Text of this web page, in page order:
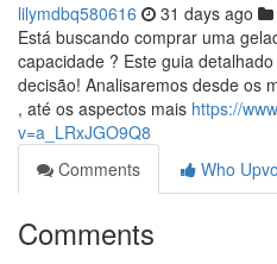
lilymdbq580616 31 days ago
Está buscando comprar uma
capacidade ? Este guia
decisão! Analisaremos desde os
, até os aspectos mais https://
v=a_LRxJGO9Q8
Comments
Who
Comments